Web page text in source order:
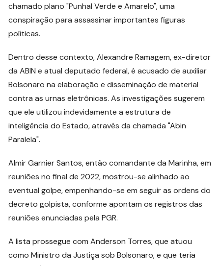
chamado plano "Punhal Verde e Amarelo", uma
conspiração para assassinar importantes figuras
políticas.
Dentro desse contexto, Alexandre Ramagem, ex-diretor
da ABIN e atual deputado federal, é acusado de auxiliar
Bolsonaro na elaboração e disseminação de material
contra as urnas eletrônicas. As investigações sugerem
que ele utilizou indevidamente a estrutura de
inteligência do Estado, através da chamada "Abin
Paralela".
Almir Garnier Santos, então comandante da Marinha, em
reuniões no final de 2022, mostrou-se alinhado ao
eventual golpe, empenhando-se em seguir as ordens do
decreto golpista, conforme apontam os registros das
reuniões enunciadas pela PGR.
A lista prossegue com Anderson Torres, que atuou
como Ministro da Justiça sob Bolsonaro, e que teria